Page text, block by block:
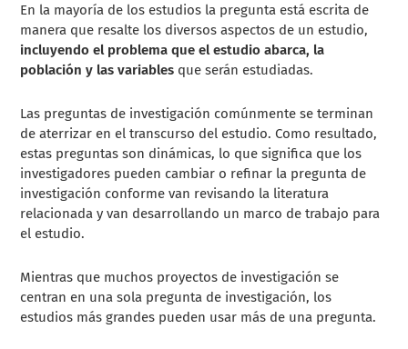
En la mayoría de los estudios la pregunta está escrita de
manera que resalte los diversos aspectos de un estudio,
incluyendo el problema que el estudio abarca, la
población y las variables que serán estudiadas.
Las preguntas de investigación comúnmente se terminan
de aterrizar en el transcurso del estudio. Como resultado,
estas preguntas son dinámicas, lo que significa que los
investigadores pueden cambiar o refinar la pregunta de
investigación conforme van revisando la literatura
relacionada y van desarrollando un marco de trabajo para
el estudio.
Mientras que muchos proyectos de investigación se
centran en una sola pregunta de investigación, los
estudios más grandes pueden usar más de una pregunta.